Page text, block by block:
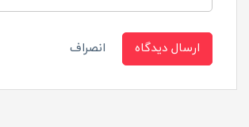
ارسال دیدگاه انصراف